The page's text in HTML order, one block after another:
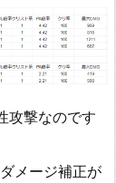
攻撃なのです
メージ補正が